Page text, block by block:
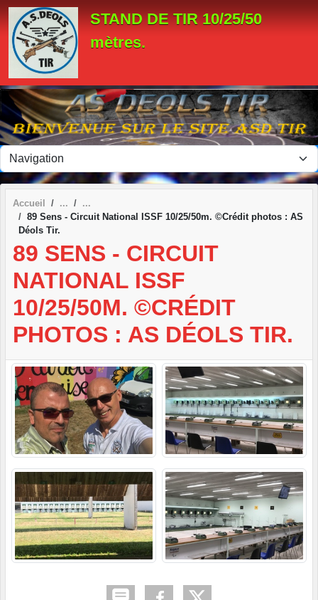
STAND DE TIR 10/25/50
mètres.
Accueil
89 Sens - Circuit National ISSF 10/25/50m. ©Crédit photos : AS
Déols Tir.
89 SENS - CIRCUIT
NATIONAL ISSF
10/25/50M. ©CRÉDIT
PHOTOS : AS DÉOLS TIR.
Panneau de gestion des cookies